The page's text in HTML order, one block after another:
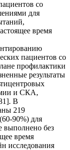
со
для
время
пациентов со
профилактики
результаты
и CКА,
В
219
90%) для
выполнено без
время
исследования